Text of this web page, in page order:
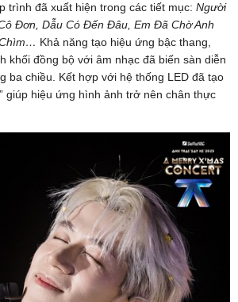
trình đã xuất hiện trong các tiết mục: Người
Đơn, Dẫu Có Đến Đâu, Em Đã Chờ Anh
Khả năng tạo hiệu ứng bậc thang,
khối đồng bộ với âm nhạc đã biến sàn diễn
ba chiều. Kết hợp với hệ thống LED đã tạo
giúp hiệu ứng hình ảnh trở nên chân thực